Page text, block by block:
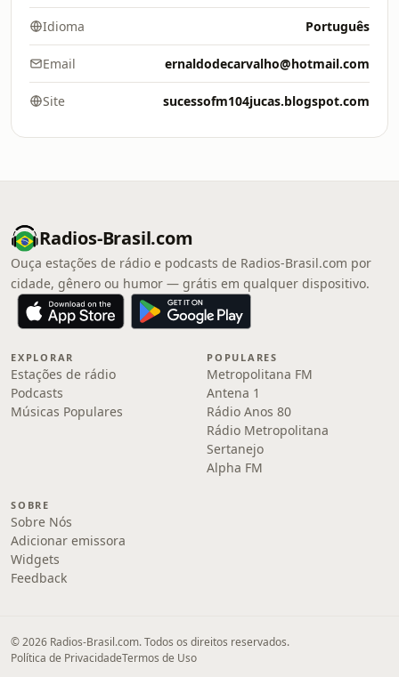
Idioma Português
Email ernaldodecarvalho@hotmail.com
Site sucessofm104jucas.blogspot.com
Radios-Brasil.com
Ouça estações de rádio e podcasts de Radios-Brasil.com por
cidade, gênero ou humor — grátis em qualquer dispositivo.
EXPLORAR
Estações de rádio
Podcasts
Músicas Populares
POPULARES
Metropolitana FM
Antena 1
Rádio Anos 80
Rádio Metropolitana
Sertanejo
Alpha FM
SOBRE
Sobre Nós
Adicionar emissora
Widgets
Feedback
© 2026 Radios-Brasil.com. Todos os direitos reservados.
Política de PrivacidadeTermos de Uso